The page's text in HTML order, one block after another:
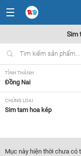
Sim
TỈNH THÀNH
Đồng Nai
CHỦNG LOẠI
Sim tam hoa kép
Tất cả
Mục này hiện thời chưa có